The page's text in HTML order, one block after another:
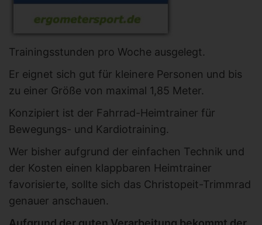
Trainingsstunden pro Woche ausgelegt.
Er eignet sich gut für kleinere Personen und bis
zu einer Größe von maximal 1,85 Meter.
Konzipiert ist der Fahrrad-Heimtrainer für
Bewegungs- und Kardiotraining.
Wer bisher aufgrund der einfachen Technik und
der Kosten einen klappbaren Heimtrainer
favorisierte, sollte sich das Christopeit-Trimmrad
genauer anschauen.